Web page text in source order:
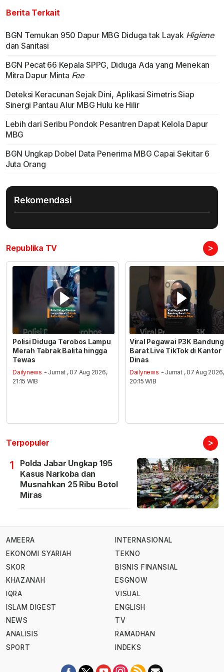
Berita Terkait
BGN Temukan 950 Dapur MBG Diduga tak Layak Higiene
dan Sanitasi
BGN Pecat 66 Kepala SPPG, Diduga Ada yang Menekan
Mitra Dapur Minta Fee
Deteksi Keracunan Sejak Dini, Aplikasi Simetris Siap
Sinergi Pantau Alur MBG Hulu ke Hilir
Lebih dari Seribu Pondok Pesantren Dapat Kelola Dapur
MBG
BGN Ungkap Dobel Data Penerima MBG Capai Sekitar 6
Juta Orang
Rekomendasi
Republika TV >
Polisi Diduga Terobos Lampu
Merah Tabrak Balita hingga
Tewas
Dailynews - Jumat , 07 Aug 2026,
21:15 WIB
Viral Pegawai P3K Bandung
Barat Live TikTok di Kantor
Dinas
Dailynews - Jumat , 07 Aug 2026,
20:15 WIB
Terpopuler >
1
Polda Jabar Ungkap 195
Kasus Narkoba dan
Musnahkan 25 Ribu Botol
Miras
AMEERA
EKONOMI SYARIAH
SKOR
KHAZANAH
IQRA
ISLAM DIGEST
NEWS
ANALISIS
SPORT
INTERNASIONAL
TEKNO
BISNIS FINANSIAL
ESGNOW
VISUAL
ENGLISH
TV
RAMADHAN
INDEKS